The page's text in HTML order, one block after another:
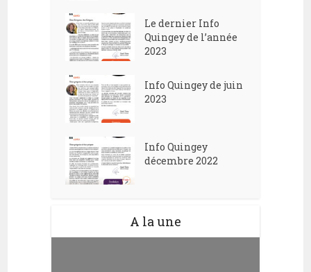
Le dernier Info
Quingey de l’année
2023
Info Quingey de juin
2023
Info Quingey
décembre 2022
A la une